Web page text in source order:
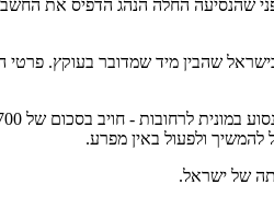
שהבין מיד שמדובר בעוקץ. פרטי
ולפעול באין מפרע.
של ישראל.